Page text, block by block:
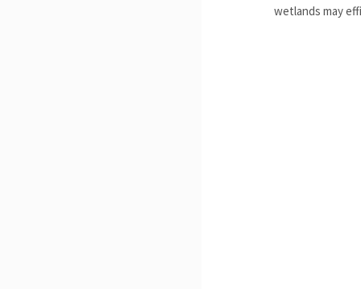
wetlands may